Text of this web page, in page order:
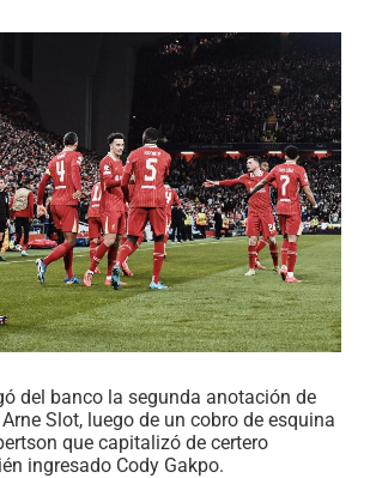
del banco la segunda anotación de
Slot, luego de un cobro de esquina
que capitalizó de certero
ingresado Cody Gakpo.